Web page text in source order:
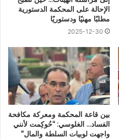
الإحالة على المحكمة الدستورية
مطلبًا مهنيًا ودستوريًا
2025-12-30
بين قاعة المحكمة ومعركة مكافحة
الفساد… الغلوسي: “حُوكِمت لأنني
واجهت لوبيات السلطة والمال”